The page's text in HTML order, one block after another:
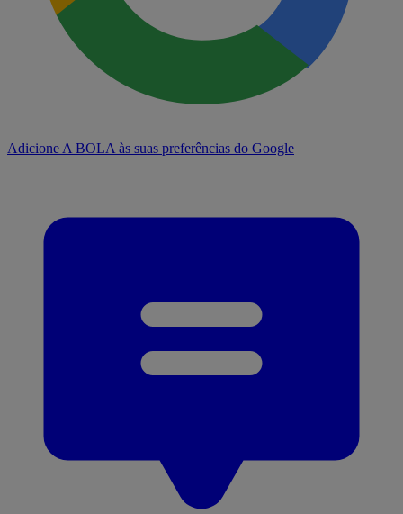
Adicione A BOLA às suas preferências do Google